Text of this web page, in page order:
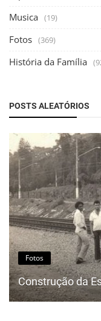
Musica (19)
Fotos (369)
História da Família
POSTS ALEATÓRIOS
Fotos
Construção da